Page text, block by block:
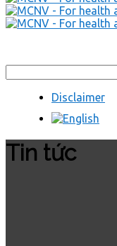
Disclaimer
Tin tức